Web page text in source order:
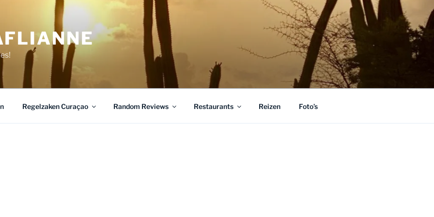
Regelzaken Curaçao Random Reviews Restaurants Reizen Foto’s